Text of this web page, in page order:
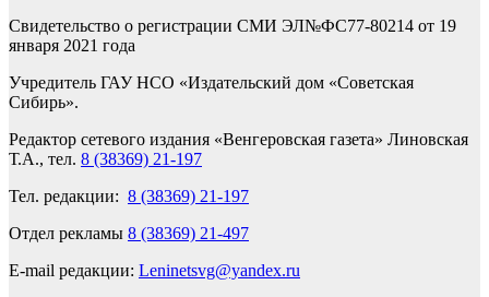
Свидетельство о регистрации СМИ ЭЛ№ФС77-80214 от 19
января 2021 года
Учредитель ГАУ НСО «Издательский дом «Советская
Сибирь».
Редактор сетевого издания «Венгеровская газета» Линовская
Т.А., тел. 8 (38369) 21-197
Тел. редакции: 8 (38369) 21-197
Отдел рекламы 8 (38369) 21-497
E-mail редакции: Leninetsvg@yandex.ru